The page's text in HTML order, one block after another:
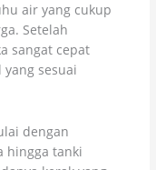
air yang cukup
Setelah
sangat cepat
sesuai
dengan
hingga tanki